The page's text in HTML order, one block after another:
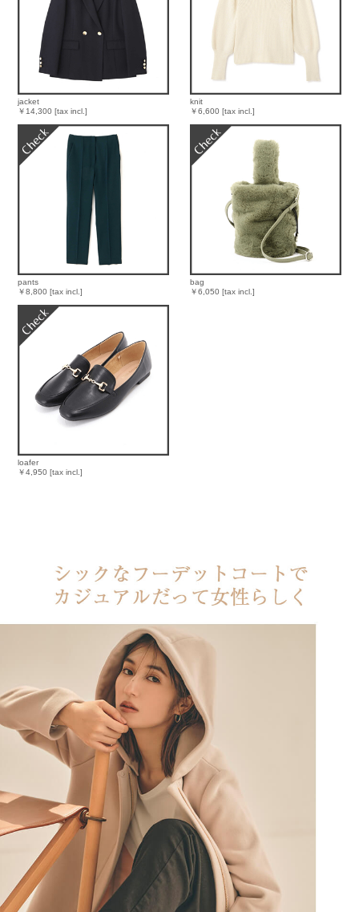
jacket
￥14,300 [tax incl.]
knit
￥6,600 [tax incl.]
pants
￥8,800 [tax incl.]
bag
￥6,050 [tax incl.]
loafer
￥4,950 [tax incl.]